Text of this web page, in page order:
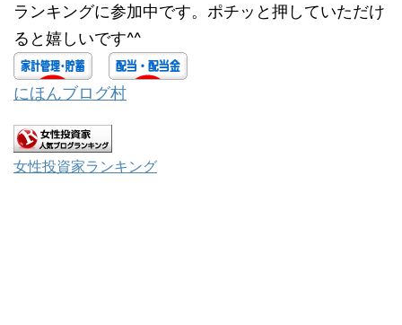
ランキングに参加中です。ポチッと押していただけ
ると嬉しいです^^
にほんブログ村
女性投資家ランキング